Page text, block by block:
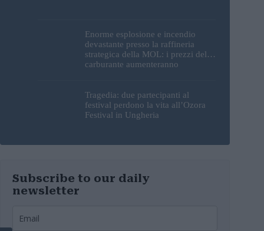
Enorme esplosione e incendio
devastante presso la raffineria
strategica della MOL: i prezzi del
carburante aumenteranno
Tragedia: due partecipanti al
festival perdono la vita all’Ozora
Festival in Ungheria
Subscribe to our daily
newsletter